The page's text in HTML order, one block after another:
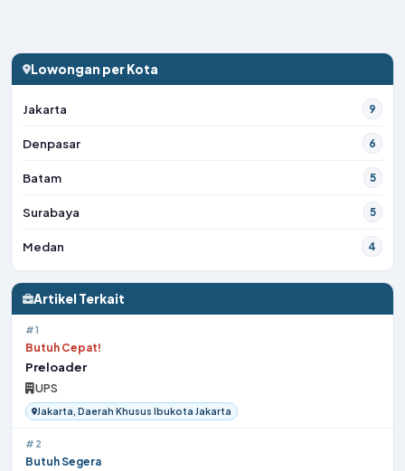
Lowongan per Kota
Jakarta 9
Denpasar 6
Batam 5
Surabaya 5
Medan 4
Artikel Terkait
#1
Butuh Cepat!
Preloader
UPS
Jakarta, Daerah Khusus Ibukota Jakarta
#2
Butuh Segera